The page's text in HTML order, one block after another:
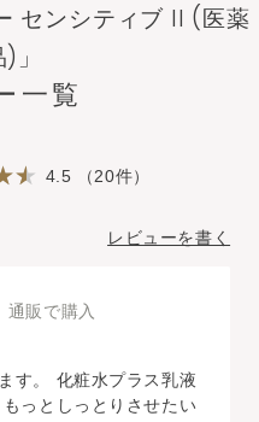
センシティブ II (医薬
」
一覧
4.5 （20件）
レビューを書く
販で購入
す。 化粧水プラス乳液
っとしっとりさせたい